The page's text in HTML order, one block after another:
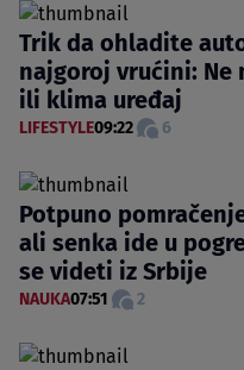
Trik da ohladite
najgoroj vrućini:
ili klima uređaj
LIFESTYLE09:22 6
Potpuno
ali senka ide u
se videti iz Srbije
NAUKA07:51 2